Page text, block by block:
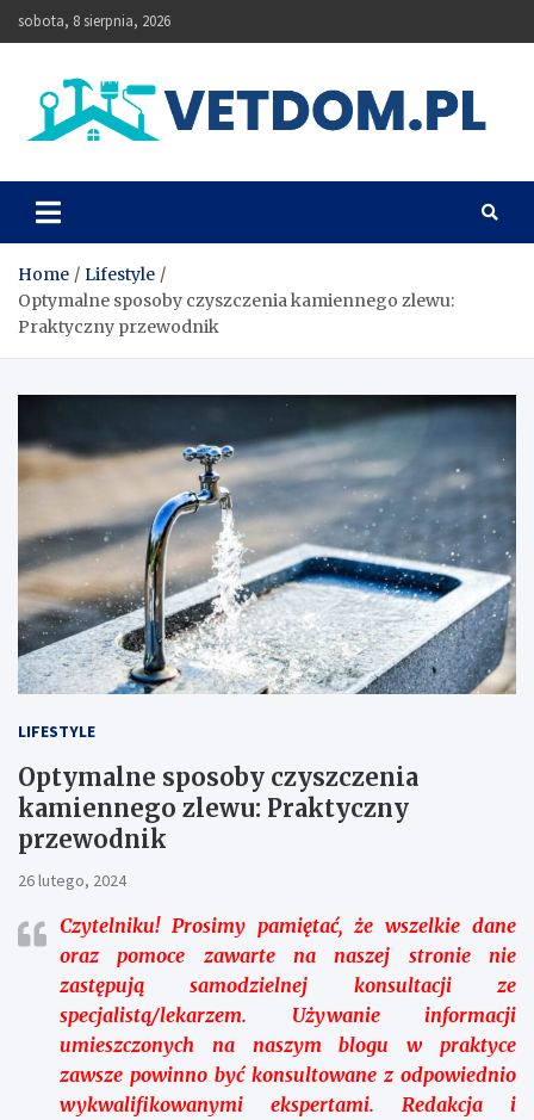
Skip
to
sobota, 8 sierpnia, 2026
Vetdom
Home
Lifestyle
Optymalne sposoby czyszczenia kamiennego zlewu:
Praktyczny przewodnik
LIFESTYLE
Optymalne sposoby czyszczenia
kamiennego zlewu: Praktyczny
przewodnik
26 lutego, 2024
Czytelniku!Prosimy pamiętać, że wszelkie dane
oraz pomoce zawarte na naszej stronie nie
zastępują samodzielnej konsultacji ze
specjalistą/lekarzem. Używanie informacji
umieszczonych na naszym blogu w praktyce
zawsze powinno być konsultowane z odpowiednio
wykwalifikowanymi ekspertami. Redakcja i